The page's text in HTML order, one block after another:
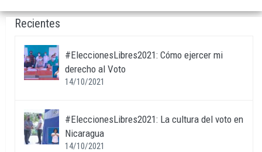
Recientes
#EleccionesLibres2021: Cómo ejercer mi
derecho al Voto
14/10/2021
#EleccionesLibres2021: La cultura del voto en
Nicaragua
14/10/2021